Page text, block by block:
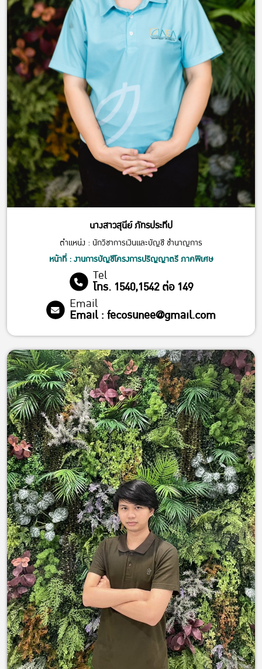
นางสาวสุนีย์ ภัทรประทีป
ตำแหน่ง : นักวิชาการเงินและบัญชี ชำนาญการ
หน้าที่ : งานการบัญชีโครงการปริญญาตรี ภาคพิเศษ
Tel
โทร. 1540,1542 ต่อ 149
Email
Email : fecosunee@gmail.com